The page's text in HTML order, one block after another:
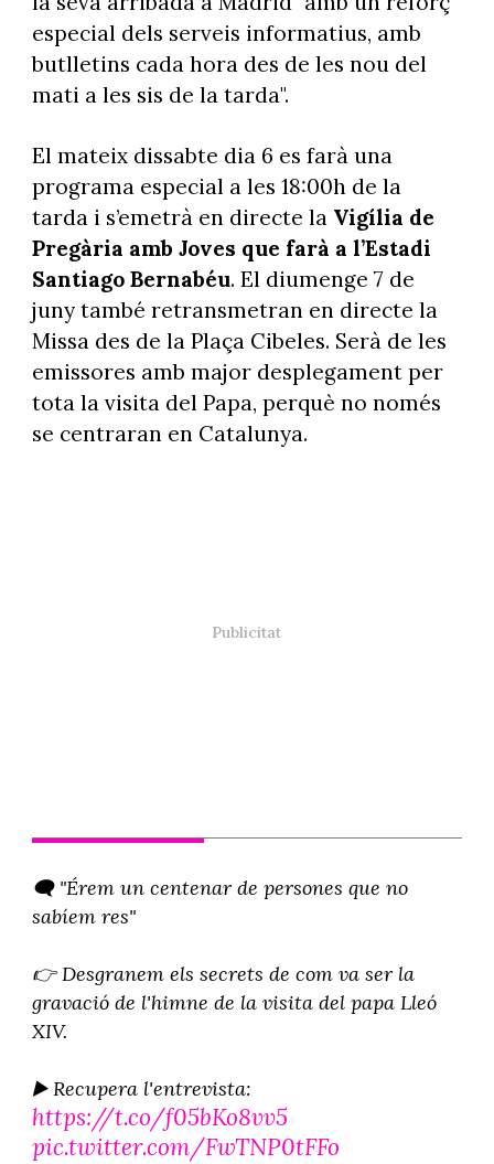
especial dels serveis informatius, amb
butlletins cada hora des de les nou del
mati a les sis de la tarda".
El mateix dissabte dia 6 es farà una
programa especial a les 18:00h de la
tarda i s’emetrà en directe la Vigília de
Pregària amb Joves que farà a l’Estadi
Santiago Bernabéu. El diumenge 7 de
juny també retransmetran en directe la
Missa des de la Plaça Cibeles. Serà de les
emissores amb major desplegament per
tota la visita del Papa, perquè no només
se centraran en Catalunya.
🗨️ "Érem un centenar de persones que no
sabíem res"
👉 Desgranem els secrets de com va ser la
gravació de l'himne de la visita del papa Lleó
XIV.
▶️ Recupera l'entrevista:
https://t.co/f05bKo8vv5
pic.twitter.com/FwTNP0tFFo